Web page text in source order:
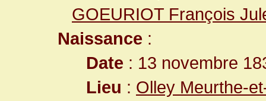
GOEURIOT François
Naissance :
Date : 13 novembre
Lieu : Olley Meurthe-